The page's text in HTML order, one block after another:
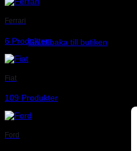
Gå tillbaka till butiken
Ferrari
6 Produkter
Fiat
109 Produkter
Ford